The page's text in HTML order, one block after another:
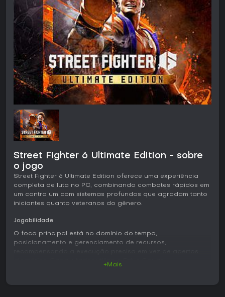
Street Fighter 6 Ultimate Edition - sobre
o jogo
Street Fighter 6 Ultimate Edition oferece uma experiência
completa de luta no PC, combinando combates rápidos em
um contra um com sistemas profundos que agradam tanto
iniciantes quanto veteranos do gênero.
Jogabilidade
O foco principal está no domínio do tempo,
posicionamento e gerenciamento de recursos,
+Mais